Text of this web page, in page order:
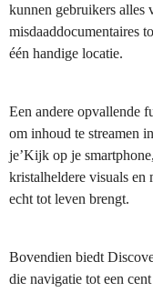
kunnen gebruikers alles
misdaaddocumentaires
één handige locatie.
Een andere opvallende
om inhoud te streamen
je’Kijk op je
kristalheldere visuals en
echt tot leven brengt.
Bovendien biedt
die navigatie tot een